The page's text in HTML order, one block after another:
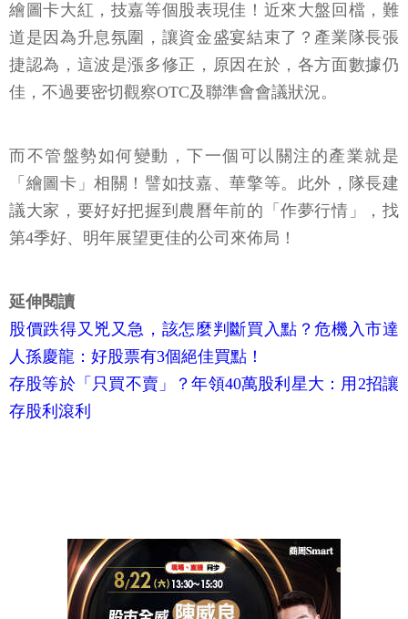
繪圖卡大紅，技嘉等個股表現佳！近來大盤回檔，難
道是因為升息氛圍，讓資金盛宴結束了？產業隊長張
捷認為，這波是漲多修正，原因在於，各方面數據仍
佳，不過要密切觀察OTC及聯準會會議狀況。
而不管盤勢如何變動，下一個可以關注的產業就是
「繪圖卡」相關！譬如技嘉、華擎等。此外，隊長建
議大家，要好好把握到農曆年前的「作夢行情」，找
第4季好、明年展望更佳的公司來佈局！
延伸閱讀
股價跌得又兇又急，該怎麼判斷買入點？危機入市達
人孫慶龍：好股票有3個絕佳買點！
存股等於「只買不賣」？年領40萬股利星大：用2招讓
存股利滾利